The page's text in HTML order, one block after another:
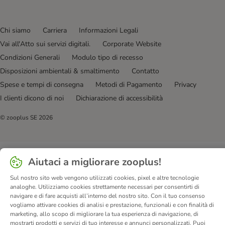
Chi siamo Carriera
Informazioni Legali
Vai all'Atto sui servizi digitali.
Corporate Website
Condizioni Generali
Modulo tipo di recesso
Disposizioni ambientali & smaltimento
Contatto
Spese e tempi di consegna
Metodi di Pagamento
Privacy
I clienti dicono di noi
Dichiarazione di accessibilità
© zooplus SE 2026
Aiutaci a migliorare zooplus!
Sul nostro sito web vengono utilizzati cookies, pixel e altre tecnologie
analoghe. Utilizziamo cookies strettamente necessari per consentirti di
navigare e di fare acquisti all’interno del nostro sito. Con il tuo consenso
vogliamo attivare cookies di analisi e prestazione, funzionali e con finalità di
marketing, allo scopo di migliorare la tua esperienza di navigazione, di
mostrarti prodotti e servizi di tuo interesse e annunci personalizzati. Puoi